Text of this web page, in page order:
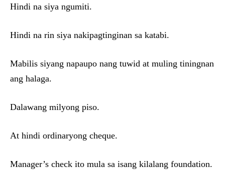
Hindi na siya ngumiti.
Hindi na rin siya nakipagtinginan sa katabi.
Mabilis siyang napaupo nang tuwid at muling tiningnan
ang halaga.
Dalawang milyong piso.
At hindi ordinaryong cheque.
Manager’s check ito mula sa isang kilalang foundation.